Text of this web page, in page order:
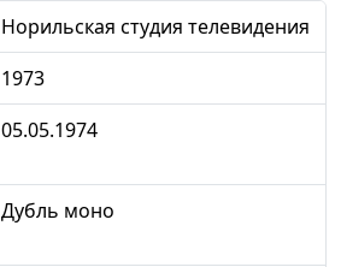
Норильская студия телевидения
1973
05.05.1974
Дубль моно